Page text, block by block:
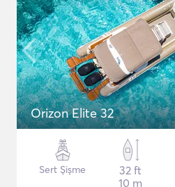
Orizon Elite 32
Sert Şişme
32 ft
10 m